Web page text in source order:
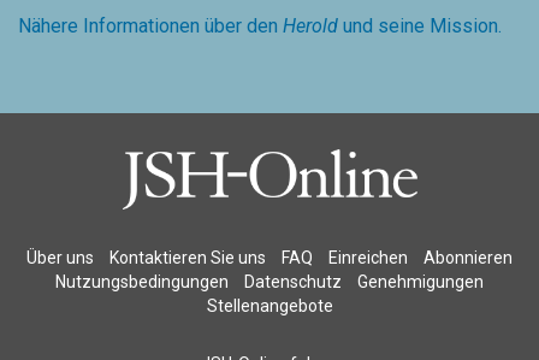
Nähere Informationen über den Herold und seine Mission.
Über uns Kontaktieren Sie uns FAQ Einreichen
Abonnieren
Nutzungsbedingungen
Datenschutz
Genehmigungen
Stellenangebote